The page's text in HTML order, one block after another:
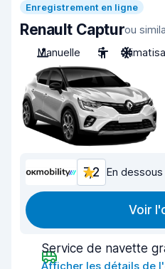
Enregistrement en ligne
Renault Capturou
Manuelle
5
7,2 En
Voir
Service de navette
Afficher les détails de